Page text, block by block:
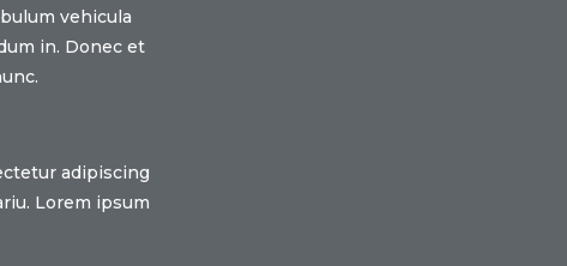
vehicula
in. Donec et
adipiscing
Lorem ipsum